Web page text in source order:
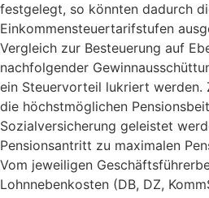
festgelegt, so könnten dadurch
Einkommensteuertarifstufen
Vergleich zur Besteuerung auf
nachfolgender
ein Steuervorteil lukriert werden.
die höchstmöglichen
Sozialversicherung geleistet
Pensionsantritt zu maximalen
Vom jeweiligen
Lohnnebenkosten (DB, DZ,